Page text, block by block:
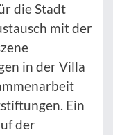
die Stadt
mit der
in der Villa
Ein
der